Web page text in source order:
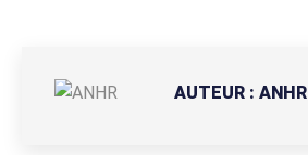
AUTEUR : ANHR